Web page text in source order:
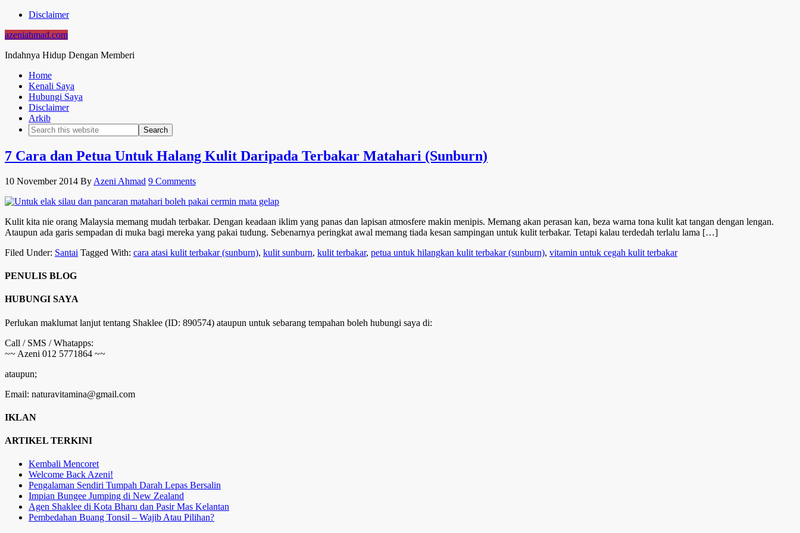
Disclaimer
azeniahmad.com
Indahnya Hidup Dengan Memberi
Home
Kenali Saya
Hubungi Saya
Disclaimer
Arkib
7 Cara dan Petua Untuk Halang Kulit Daripada Terbakar Matahari (Sunburn)
10 November 2014 By Azeni Ahmad 9 Comments
Kulit kita nie orang Malaysia memang mudah terbakar. Dengan keadaan iklim yang panas dan lapisan atmosfere makin menipis. Memang akan perasan kan, beza warna tona kulit kat tangan dengan lengan.
Ataupun ada garis sempadan di muka bagi mereka yang pakai tudung. Sebenarnya peringkat awal memang tiada kesan sampingan untuk kulit terbakar. Tetapi kalau terdedah terlalu lama […]
Filed Under: Santai Tagged With: cara atasi kulit terbakar (sunburn), kulit sunburn, kulit terbakar, petua untuk hilangkan kulit terbakar (sunburn), vitamin untuk cegah kulit terbakar
PENULIS BLOG
HUBUNGI SAYA
Perlukan maklumat lanjut tentang Shaklee (ID: 890574) ataupun untuk sebarang tempahan boleh hubungi saya di:
Call / SMS / Whatapps:
~~ Azeni 012 5771864 ~~
ataupun;
Email: naturavitamina@gmail.com
IKLAN
ARTIKEL TERKINI
Kembali Mencoret
Welcome Back Azeni!
Pengalaman Sendiri Tumpah Darah Lepas Bersalin
Impian Bungee Jumping di New Zealand
Agen Shaklee di Kota Bharu dan Pasir Mas Kelantan
Pembedahan Buang Tonsil – Wajib Atau Pilihan?